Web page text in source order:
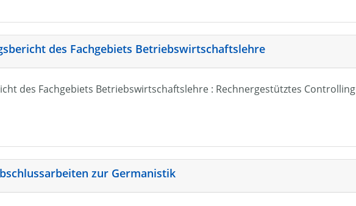
des Fachgebiets Betriebswirtschaftslehre
des Fachgebiets Betriebswirtschaftslehre : Rechnergestütztes Controlling
zur Germanistik